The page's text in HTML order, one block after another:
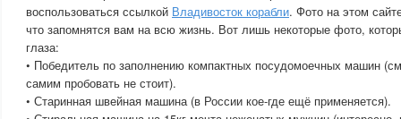
воспользоваться ссылкой Владивосток корабли. Фото на этом
что запомнятся вам на всю жизнь. Вот лишь некоторые фото,
глаза:
• Победитель по заполнению компактных посудомоечных машин
самим пробовать не стоит).
• Старинная швейная машина (в России кое-где ещё применяется).